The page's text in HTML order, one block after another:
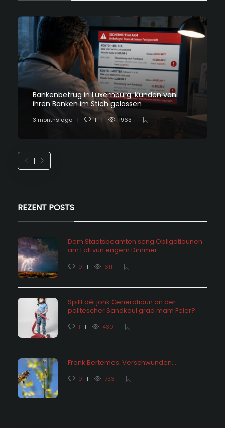
Bankenbetrug in Luxemburg: Kunden von
ihren Banken im Stich gelassen
3 months ago 1 1963
REZENT POSTS
Dem Staatsbeamten seng Obligatiounen
am Fall vun engem Dimmer
0 611
Spillt déi jonk Generatioun an der
politescher Sandkaul grad mam Feier?
1 430
Frank Bertemes: Verschwunden….
0 733